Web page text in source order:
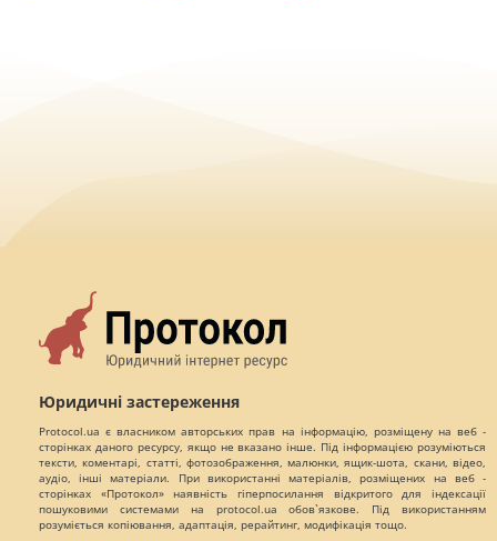
Юридичні застереження
Protocol.ua є власником авторських прав на інформацію, розміщену на веб -
сторінках даного ресурсу, якщо не вказано інше. Під інформацією розуміються
тексти, коментарі, статті, фотозображення, малюнки, ящик-шота, скани, відео,
аудіо, інші матеріали. При використанні матеріалів, розміщених на веб -
сторінках «Протокол» наявність гіперпосилання відкритого для індексації
пошуковими системами на protocol.ua обов`язкове. Під використанням
розуміється копіювання, адаптація, рерайтинг, модифікація тощо.